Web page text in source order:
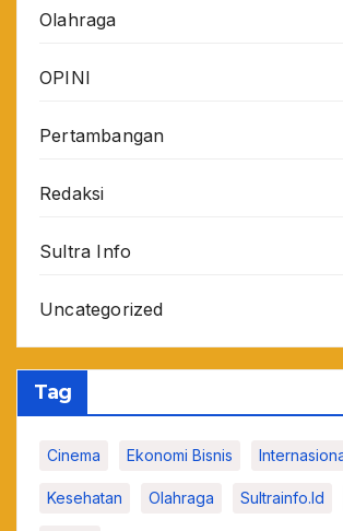
Olahraga
OPINI
Pertambangan
Redaksi
Sultra Info
Uncategorized
Tag
Cinema Ekonomi Bisnis
Kesehatan Olahraga Sultrainfo.id